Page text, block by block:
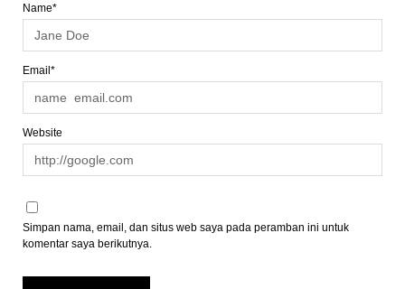
Name*
Email*
Website
Simpan nama, email, dan situs web saya pada peramban ini untuk
komentar saya berikutnya.